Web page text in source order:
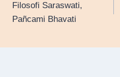
navigation
Filosofi Saraswati,
Pañcami Bhavati